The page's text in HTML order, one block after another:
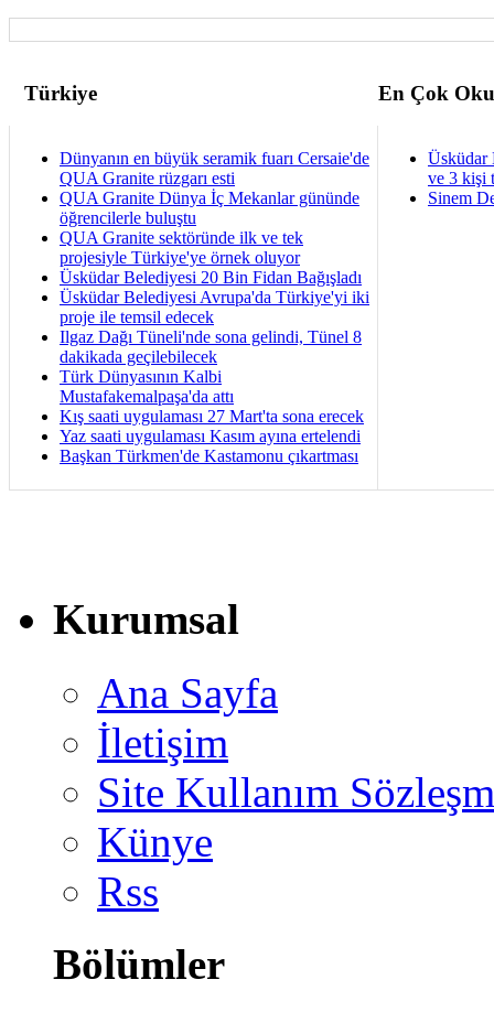
Türkiye En Çok
Dünyanın en büyük seramik fuarı Cersaie'de
QUA Granite rüzgarı esti
QUA Granite Dünya İç Mekanlar gününde
öğrencilerle buluştu
QUA Granite sektöründe ilk ve tek
projesiyle Türkiye'ye örnek oluyor
Üsküdar Belediyesi 20 Bin Fidan Bağışladı
Üsküdar Belediyesi Avrupa'da Türkiye'yi iki
proje ile temsil edecek
Ilgaz Dağı Tüneli'nde sona gelindi, Tünel 8
dakikada geçilebilecek
Türk Dünyasının Kalbi
Mustafakemalpaşa'da attı
Kış saati uygulaması 27 Mart'ta sona erecek
Yaz saati uygulaması Kasım ayına ertelendi
Başkan Türkmen'de Kastamonu çıkartması
Üsküdar
ve 3 kişi
Sinem
Kurumsal
Ana Sayfa
İletişim
Site Kullanım
Künye
Rss
Bölümler